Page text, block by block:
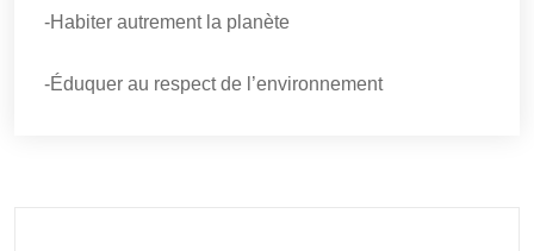
-Habiter autrement la planète
-Éduquer au respect de l’environnement